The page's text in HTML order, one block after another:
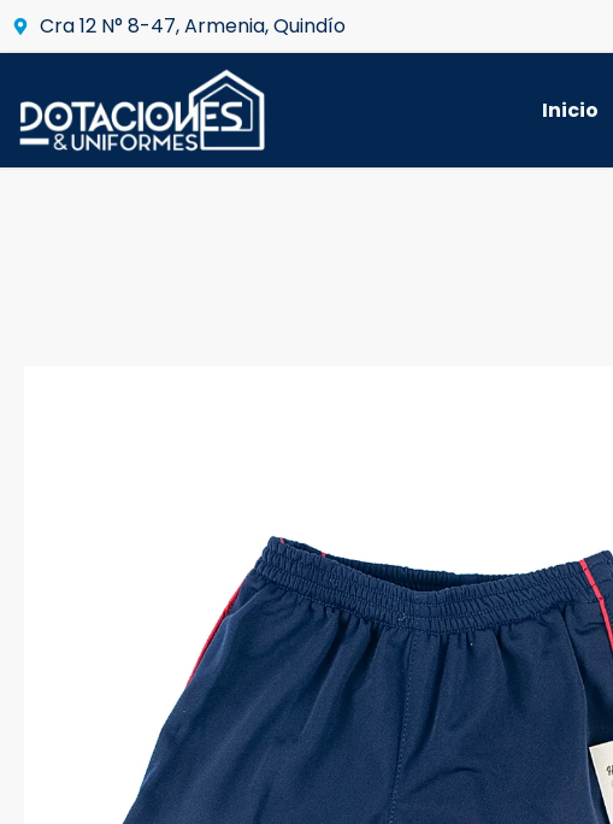
Cra 12 N° 8-47, Armenia, Quindío
Inicio